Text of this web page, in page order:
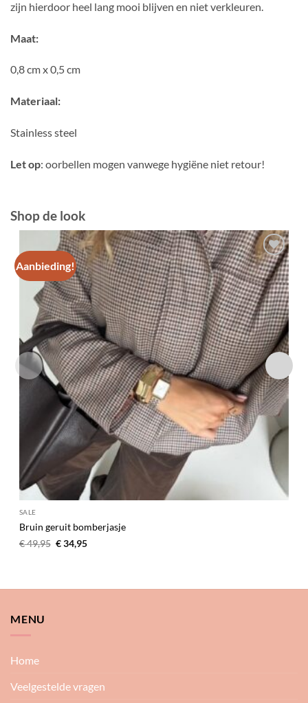
zijn hierdoor heel lang mooi blijven en niet verkleuren.
Maat:
0,8 cm x 0,5 cm
Materiaal:
Stainless steel
Let op: oorbellen mogen vanwege hygiëne niet retour!
Shop de look
Aanbieding!
Toevoegen
aan
verlanglijst
SALE
Bruin geruit bomberjasje
€49,95 Oorspronkelijke
€34,95Huidige
MENU
Home
Veelgestelde vragen